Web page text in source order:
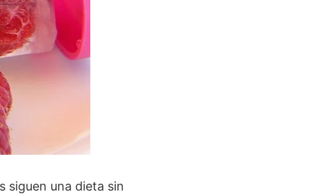
siguen una dieta sin